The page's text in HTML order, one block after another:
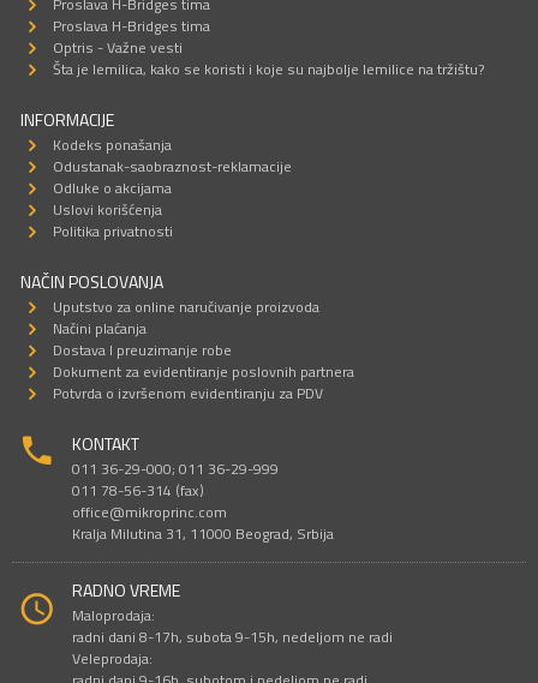
Proslava H-Bridges tima
Optris - Važne vesti
Šta je lemilica, kako se koristi i koje su najbolje lemilice na tržištu?
INFORMACIJE
Kodeks ponašanja
Odustanak-saobraznost-reklamacije
Odluke o akcijama
Uslovi korišćenja
Politika privatnosti
NAČIN POSLOVANJA
Uputstvo za online naručivanje proizvoda
Načini plaćanja
Dostava I preuzimanje robe
Dokument za evidentiranje poslovnih partnera
Potvrda o izvršenom evidentiranju za PDV
KONTAKT
011 36-29-000; 011 36-29-999
011 78-56-314 (fax)
office@mikroprinc.com
Kralja Milutina 31, 11000 Beograd, Srbija
RADNO VREME
Maloprodaja:
radni dani 8-17h, subota 9-15h, nedeljom ne radi
Veleprodaja: